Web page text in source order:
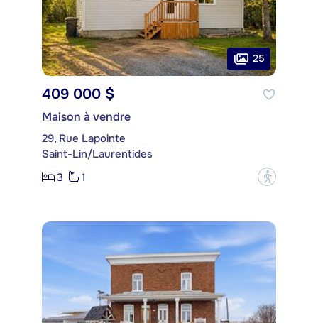
25
409 000 $
Maison à vendre
29, Rue Lapointe
Saint-Lin/Laurentides
3
1 ?